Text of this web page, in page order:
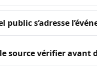
public s’adresse
source vérifier avant